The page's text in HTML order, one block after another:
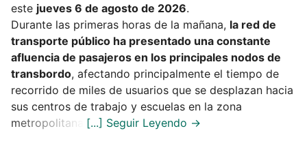
este jueves 6 de agosto de 2026.
Durante las primeras horas de la mañana, la red de
transporte público ha presentado una constante
afluencia de pasajeros en los principales nodos de
transbordo, afectando principalmente el tiempo de
recorrido de miles de usuarios que se desplazan hacia
sus centros de trabajo y escuelas en la zona
metropolitana.